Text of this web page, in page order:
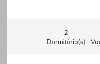
2
Dormitório(s)